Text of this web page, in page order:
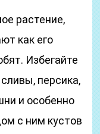
растение,
как его
Избегайте
персика,
и особенно
с ним кустов